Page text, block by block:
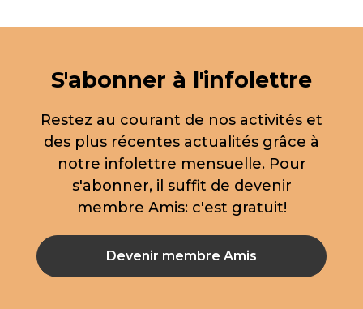
S'abonner à l'infolettre
Restez au courant de nos activités et
des plus récentes actualités grâce à
notre infolettre mensuelle. Pour
s'abonner, il suffit de devenir
membre Amis: c'est gratuit!
Devenir membre Amis